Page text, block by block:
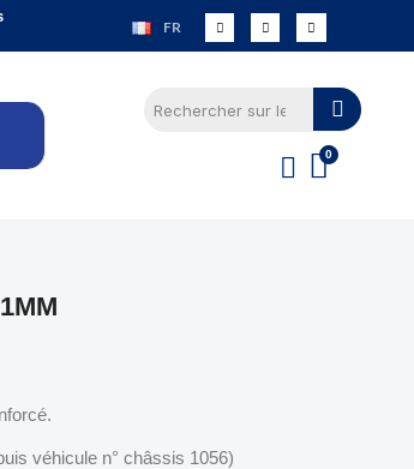
FR
véhicule n° châssis 1056)